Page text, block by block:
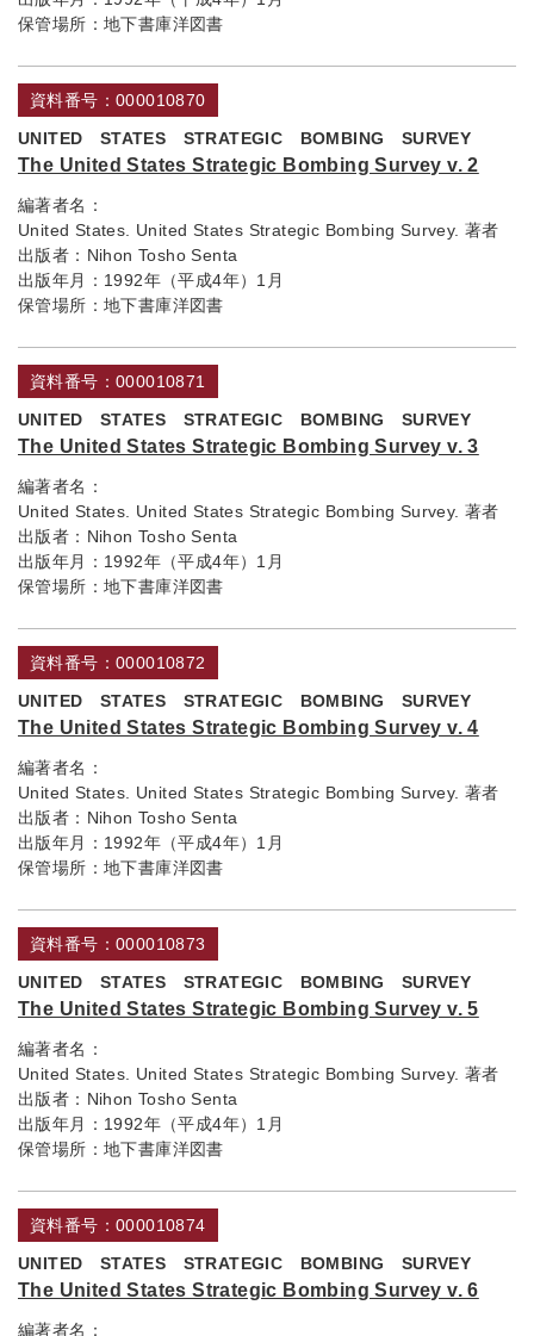
保管場所： 地下書庫洋図書
資料番号：000010870
UNITED STATES STRATEGIC BOMBING SURVEY
The United States Strategic Bombing Survey v. 2
編著者名：
United States. United States Strategic Bombing Survey. 著者
出版者： Nihon Tosho Senta
出版年月： 1992年（平成4年）1月
保管場所： 地下書庫洋図書
資料番号：000010871
UNITED STATES STRATEGIC BOMBING SURVEY
The United States Strategic Bombing Survey v. 3
編著者名：
United States. United States Strategic Bombing Survey. 著者
出版者： Nihon Tosho Senta
出版年月： 1992年（平成4年）1月
保管場所： 地下書庫洋図書
資料番号：000010872
UNITED STATES STRATEGIC BOMBING SURVEY
The United States Strategic Bombing Survey v. 4
編著者名：
United States. United States Strategic Bombing Survey. 著者
出版者： Nihon Tosho Senta
出版年月： 1992年（平成4年）1月
保管場所： 地下書庫洋図書
資料番号：000010873
UNITED STATES STRATEGIC BOMBING SURVEY
The United States Strategic Bombing Survey v. 5
編著者名：
United States. United States Strategic Bombing Survey. 著者
出版者： Nihon Tosho Senta
出版年月： 1992年（平成4年）1月
保管場所： 地下書庫洋図書
資料番号：000010874
UNITED STATES STRATEGIC BOMBING SURVEY
The United States Strategic Bombing Survey v. 6
編著者名：